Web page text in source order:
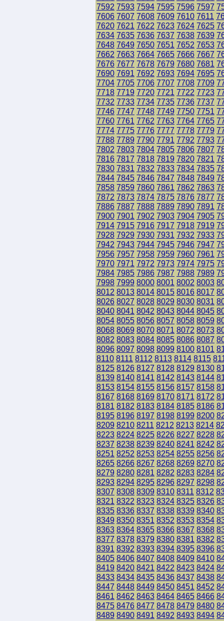
7592 7593 7594 7595 7596 7597
7606 7607 7608 7609 7610 7611
7620 7621 7622 7623 7624 7625
7634 7635 7636 7637 7638 7639
7648 7649 7650 7651 7652 7653
7662 7663 7664 7665 7666 7667
7676 7677 7678 7679 7680 7681
7690 7691 7692 7693 7694 7695
7704 7705 7706 7707 7708 7709
7718 7719 7720 7721 7722 7723
7732 7733 7734 7735 7736 7737
7746 7747 7748 7749 7750 7751
7760 7761 7762 7763 7764 7765
7774 7775 7776 7777 7778 7779
7788 7789 7790 7791 7792 7793
7802 7803 7804 7805 7806 7807
7816 7817 7818 7819 7820 7821
7830 7831 7832 7833 7834 7835
7844 7845 7846 7847 7848 7849
7858 7859 7860 7861 7862 7863
7872 7873 7874 7875 7876 7877
7886 7887 7888 7889 7890 7891
7900 7901 7902 7903 7904 7905
7914 7915 7916 7917 7918 7919
7928 7929 7930 7931 7932 7933
7942 7943 7944 7945 7946 7947
7956 7957 7958 7959 7960 7961
7970 7971 7972 7973 7974 7975
7984 7985 7986 7987 7988 7989
7998 7999 8000 8001 8002 8003
8012 8013 8014 8015 8016 8017
8026 8027 8028 8029 8030 8031
8040 8041 8042 8043 8044 8045
8054 8055 8056 8057 8058 8059
8068 8069 8070 8071 8072 8073
8082 8083 8084 8085 8086 8087
8096 8097 8098 8099 8100 8101
8110 8111 8112 8113 8114 8115
8125 8126 8127 8128 8129 8130
8139 8140 8141 8142 8143 8144
8153 8154 8155 8156 8157 8158
8167 8168 8169 8170 8171 8172
8181 8182 8183 8184 8185 8186
8195 8196 8197 8198 8199 8200
8209 8210 8211 8212 8213 8214
8223 8224 8225 8226 8227 8228
8237 8238 8239 8240 8241 8242
8251 8252 8253 8254 8255 8256
8265 8266 8267 8268 8269 8270
8279 8280 8281 8282 8283 8284
8293 8294 8295 8296 8297 8298
8307 8308 8309 8310 8311 8312
8321 8322 8323 8324 8325 8326
8335 8336 8337 8338 8339 8340
8349 8350 8351 8352 8353 8354
8363 8364 8365 8366 8367 8368
8377 8378 8379 8380 8381 8382
8391 8392 8393 8394 8395 8396
8405 8406 8407 8408 8409 8410
8419 8420 8421 8422 8423 8424
8433 8434 8435 8436 8437 8438
8447 8448 8449 8450 8451 8452
8461 8462 8463 8464 8465 8466
8475 8476 8477 8478 8479 8480
8489 8490 8491 8492 8493 8494